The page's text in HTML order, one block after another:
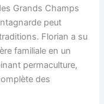
Grands Champs
peut
Florian a su
familiale en un
permaculture,
des